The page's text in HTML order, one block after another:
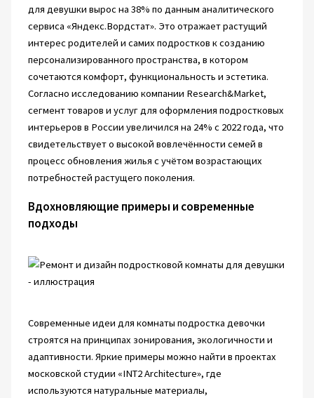
для девушки вырос на 38% по данным аналитического
сервиса «Яндекс.Вордстат». Это отражает растущий
интерес родителей и самих подростков к созданию
персонализированного пространства, в котором
сочетаются комфорт, функциональность и эстетика.
Согласно исследованию компании Research&Market,
сегмент товаров и услуг для оформления подростковых
интерьеров в России увеличился на 24% с 2022 года, что
свидетельствует о высокой вовлечённости семей в
процесс обновления жилья с учётом возрастающих
потребностей растущего поколения.
Вдохновляющие примеры и современные
подходы
Современные идеи для комнаты подростка девочки
строятся на принципах зонирования, экологичности и
адаптивности. Яркие примеры можно найти в проектах
московской студии «INT2 Architecture», где
используются натуральные материалы,